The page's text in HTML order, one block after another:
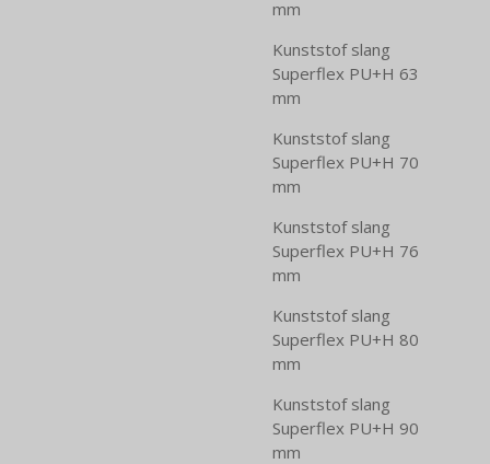
mm
Kunststof slang
Superflex PU+H 63
mm
Kunststof slang
Superflex PU+H 70
mm
Kunststof slang
Superflex PU+H 76
mm
Kunststof slang
Superflex PU+H 80
mm
Kunststof slang
Superflex PU+H 90
mm